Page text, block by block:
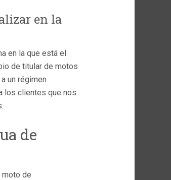
en la
en la que está el
de titular de motos
un régimen
los clientes que nos
de
moto de